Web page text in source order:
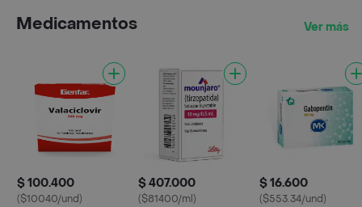
Medicamentos Ver más
$ 100.400
($10040/und)
$ 407.000
($81400/ml)
$ 16.600
($553.34/und)